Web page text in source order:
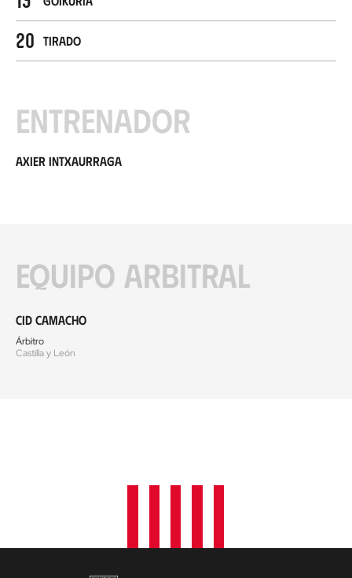
20 Tirado
Entrenador
Axier Intxaurraga
Equipo arbitral
Cid Camacho
Árbitro
Castilla y León